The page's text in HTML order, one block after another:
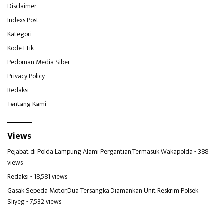
Disclaimer
Indexs Post
Kategori
Kode Etik
Pedoman Media Siber
Privacy Policy
Redaksi
Tentang Kami
Views
Pejabat di Polda Lampung Alami Pergantian,Termasuk Wakapolda- 388
views
Redaksi- 18,581 views
Gasak Sepeda Motor,Dua Tersangka Diamankan Unit Reskrim Polsek
Sliyeg- 7,532 views